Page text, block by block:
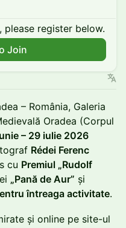
please register below.
Join
– România, Galeria
Oradea (Corpul
– 29 iulie 2026
Rédei Ferenc
cu Premiul „Rudolf
„Pană de Aur” și
întreaga activitate.
și online pe site-ul